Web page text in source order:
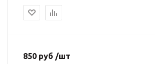
850 руб /шт